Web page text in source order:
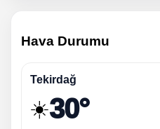
Hava Durumu
Tekirdağ
☀️30°